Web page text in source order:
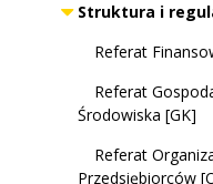
Struktura i
Referat
Referat
Środowiska [GK]
Referat
Przedsiębiorców